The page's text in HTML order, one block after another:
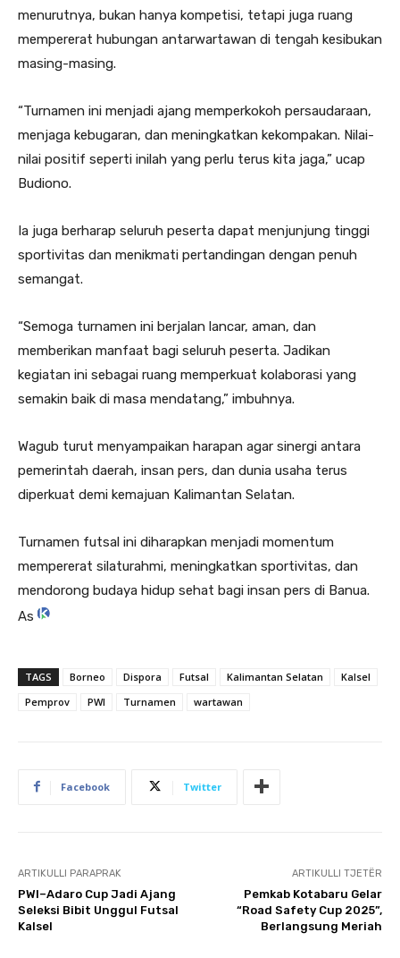
menurutnya, bukan hanya kompetisi, tetapi juga ruang
mempererat hubungan antarwartawan di tengah kesibukan
masing-masing.
“Turnamen ini menjadi ajang memperkokoh persaudaraan,
menjaga kebugaran, dan meningkatkan kekompakan. Nilai-
nilai positif seperti inilah yang perlu terus kita jaga,” ucap
Budiono.
Ia juga berharap seluruh peserta dapat menjunjung tinggi
sportivitas dan menikmati pertandingan dengan penuh
semangat.
“Semoga turnamen ini berjalan lancar, aman, dan
memberikan manfaat bagi seluruh peserta. Jadikan
kegiatan ini sebagai ruang memperkuat kolaborasi yang
semakin baik di masa mendatang,” imbuhnya.
Wagub turut menyampaikan harapan agar sinergi antara
pemerintah daerah, insan pers, dan dunia usaha terus
diperkuat demi kemajuan Kalimantan Selatan.
Turnamen futsal ini diharapkan menjadi momentum
mempererat silaturahmi, meningkatkan sportivitas, dan
mendorong budaya hidup sehat bagi insan pers di Banua.
As
TAGS Borneo Dispora Futsal Kalimantan Selatan
Kalsel
Pemprov
PWI Turnamen wartawan
Facebook Twitter
ARTIKULLI PARAPRAK
PWI–Adaro Cup Jadi Ajang
Seleksi Bibit Unggul Futsal
Kalsel
ARTIKULLI TJETËR
Pemkab Kotabaru Gelar
“Road Safety Cup 2025”,
Berlangsung Meriah